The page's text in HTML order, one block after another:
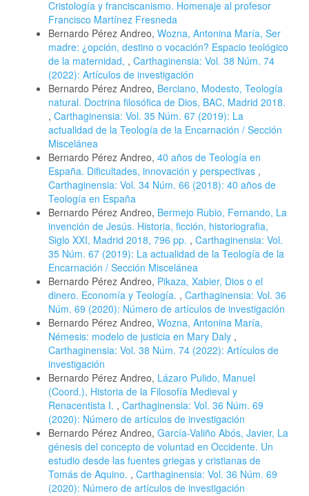
Cristología y franciscanismo. Homenaje al profesor
Francisco Martínez Fresneda
Bernardo Pérez Andreo, Wozna, Antonina María, Ser
madre: ¿opción, destino o vocación? Espacio teológico
de la maternidad, , Carthaginensia: Vol. 38 Núm. 74
(2022): Artículos de investigación
Bernardo Pérez Andreo, Berciano, Modesto, Teología
natural. Doctrina filosófica de Dios, BAC, Madrid 2018.
, Carthaginensia: Vol. 35 Núm. 67 (2019): La
actualidad de la Teología de la Encarnación / Sección
Miscelánea
Bernardo Pérez Andreo, 40 años de Teología en
España. Dificultades, innovación y perspectivas ,
Carthaginensia: Vol. 34 Núm. 66 (2018): 40 años de
Teología en España
Bernardo Pérez Andreo, Bermejo Rubio, Fernando, La
invención de Jesús. Historia, ficción, historiografia,
Siglo XXI, Madrid 2018, 796 pp. , Carthaginensia: Vol.
35 Núm. 67 (2019): La actualidad de la Teología de la
Encarnación / Sección Miscelánea
Bernardo Pérez Andreo, Pikaza, Xabier, Dios o el
dinero. Economía y Teología. , Carthaginensia: Vol. 36
Núm. 69 (2020): Número de artículos de investigación
Bernardo Pérez Andreo, Wozna, Antonina María,
Némesis: modelo de justicia en Mary Daly ,
Carthaginensia: Vol. 38 Núm. 74 (2022): Artículos de
investigación
Bernardo Pérez Andreo, Lázaro Pulido, Manuel
(Coord.), Historia de la Filosofía Medieval y
Renacentista I. , Carthaginensia: Vol. 36 Núm. 69
(2020): Número de artículos de investigación
Bernardo Pérez Andreo, García-Valiño Abós, Javier, La
génesis del concepto de voluntad en Occidente. Un
estudio desde las fuentes griegas y cristianas de
Tomás de Aquino. , Carthaginensia: Vol. 36 Núm. 69
(2020): Número de artículos de investigación